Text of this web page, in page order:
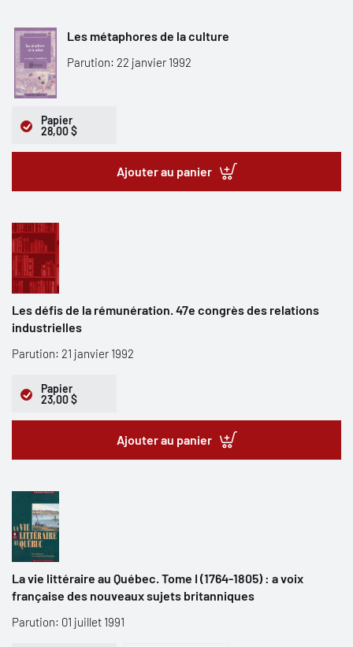
Les métaphores de la culture
Parution: 22 janvier 1992
Papier
28,00 $
Ajouter au panier
Les défis de la rémunération. 47e congrès des relations
industrielles
Parution: 21 janvier 1992
Papier
23,00 $
Ajouter au panier
La vie littéraire au Québec. Tome I (1764-1805) : a voix
française des nouveaux sujets britanniques
Parution: 01 juillet 1991